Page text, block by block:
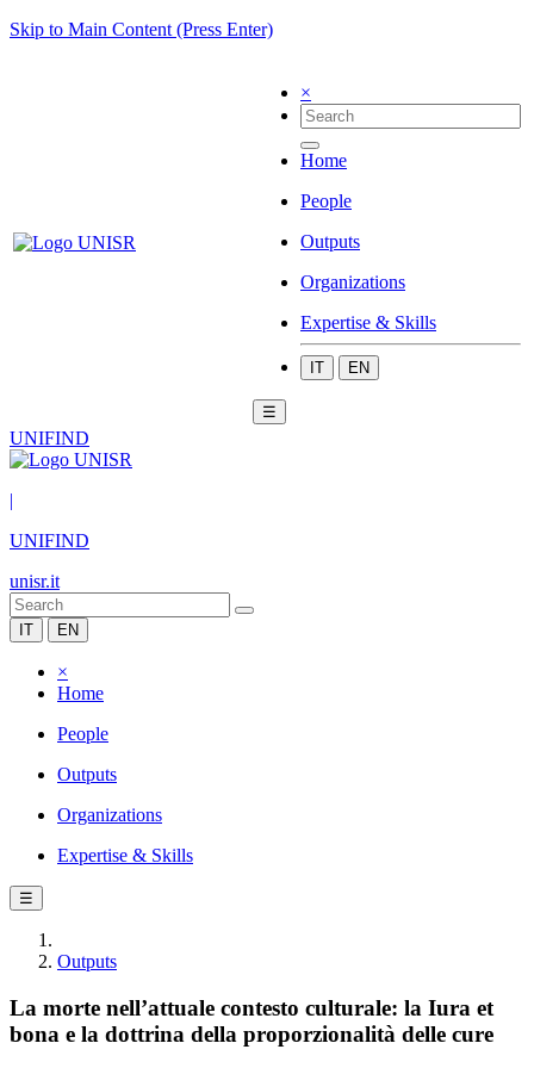
Skip to Main Content (Press Enter)
×
Home
People
Outputs
Organizations
Expertise & Skills
IT EN
☰
UNIFIND
|
UNIFIND
unisr.it
IT EN
×
Home
People
Outputs
Organizations
Expertise & Skills
☰
Outputs
La morte nell’attuale contesto culturale: la Iura et
bona e la dottrina della proporzionalità delle cure